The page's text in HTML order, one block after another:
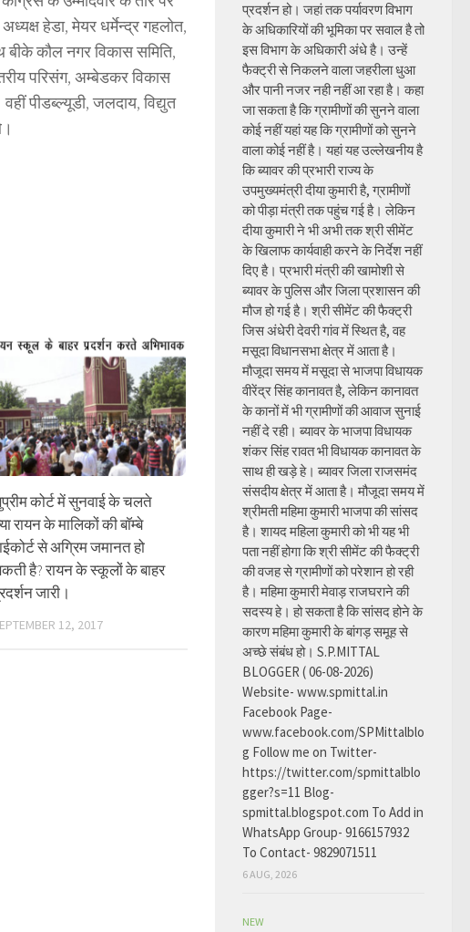
हेडा, मेयर धर्मेन्द्र गहलोत,
बीके कौल नगर विकास समिति,
परिसंग, अम्बेडकर विकास
पीडब्ल्यूडी, जलदाय, विद्युत
कोर्ट में सुनवाई के चलते
रायन के मालिकों की बाॅम्बे
से अग्रिम जमानत हो
है? रायन के स्कूलों के बाहर
जारी।
12, 2017
प्रदर्शन हो। जहां तक पर्यावरण विभाग
के अधिकारियों की भूमिका पर सवाल है तो
इस विभाग के अधिकारी अंधे है। उन्हें
फैक्ट्री से निकलने वाला जहरीला धुआ
और पानी नजर नही नहीं आ रहा है। कहा
जा सकता है कि ग्रामीणों की सुनने वाला
कोई नहीं यहां यह कि ग्रामीणों को सुनने
वाला कोई नहीं है। यहां यह उल्लेखनीय है
कि ब्यावर की प्रभारी राज्य के
उपमुख्यमंत्री दीया कुमारी है, ग्रामीणों
को पीड़ा मंत्री तक पहुंच गई है। लेकिन
दीया कुमारी ने भी अभी तक श्री सीमेंट
के खिलाफ कार्यवाही करने के निर्देश नहीं
दिए है। प्रभारी मंत्री की खामोशी से
ब्यावर के पुलिस और जिला प्रशासन की
मौज हो गई है। श्री सीमेंट की फैक्ट्री
जिस अंधेरी देवरी गांव में स्थित है, वह
मसूदा विधानसभा क्षेत्र में आता है।
मौजूदा समय में मसूदा से भाजपा विधायक
वीरेंद्र सिंह कानावत है, लेकिन कानावत
के कानों में भी ग्रामीणों की आवाज सुनाई
नहीं दे रही। ब्यावर के भाजपा विधायक
शंकर सिंह रावत भी विधायक कानावत के
साथ ही खड़े हे। ब्यावर जिला राजसमंद
संसदीय क्षेत्र में आता है। मौजूदा समय में
श्रीमती महिमा कुमारी भाजपा की सांसद
है। शायद महिला कुमारी को भी यह भी
पता नहीं होगा कि श्री सीमेंट की फैक्ट्री
की वजह से ग्रामीणों को परेशान हो रही
है। महिमा कुमारी मेवाड़ राजघराने की
सदस्य हे। हो सकता है कि सांसद होने के
कारण महिमा कुमारी के बांगड़ समूह से
अच्छे संबंध हो। S.P.MITTAL
BLOGGER ( 06-08-2026)
Website- www.spmittal.in
Facebook Page-
www.facebook.com/SPMittalblo
g Follow me on Twitter-
https://twitter.com/spmittalblo
gger?s=11 Blog-
spmittal.blogspot.com To Add in
WhatsApp Group- 9166157932
To Contact- 9829071511
6 AUG, 2026
NEW